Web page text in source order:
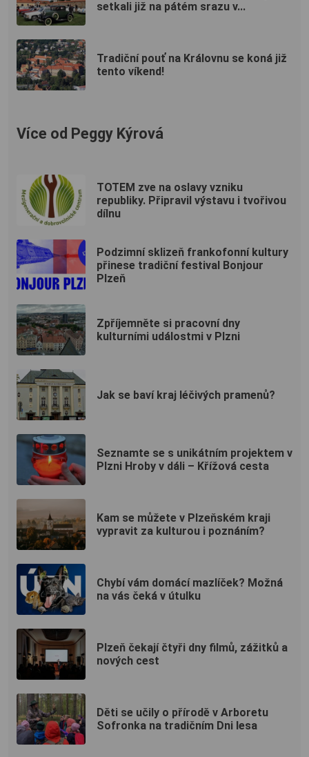
setkali již na pátém srazu v...
Tradiční pouť na Královnu se koná již
tento víkend!
Více od Peggy Kýrová
TOTEM zve na oslavy vzniku
republiky. Připravil výstavu i tvořivou
dílnu
Podzimní sklizeň frankofonní kultury
přinese tradiční festival Bonjour
Plzeň
Zpříjemněte si pracovní dny
kulturními událostmi v Plzni
Jak se baví kraj léčivých pramenů?
Seznamte se s unikátním projektem v
Plzni Hroby v dáli – Křížová cesta
Kam se můžete v Plzeňském kraji
vypravit za kulturou i poznáním?
Chybí vám domácí mazlíček? Možná
na vás čeká v útulku
Plzeň čekají čtyři dny filmů, zážitků a
nových cest
Děti se učily o přírodě v Arboretu
Sofronka na tradičním Dni lesa